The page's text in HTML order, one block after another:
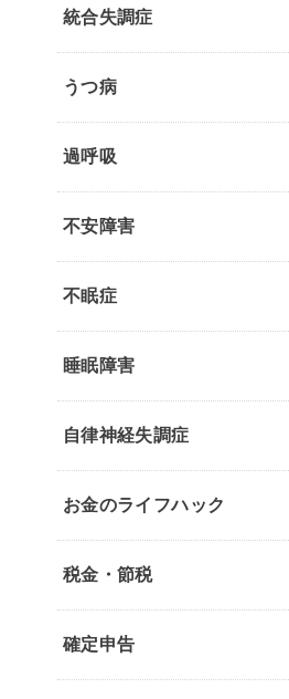
統合失調症
うつ病
過呼吸
不安障害
不眠症
睡眠障害
自律神経失調症
お金のライフハック
税金・節税
確定申告